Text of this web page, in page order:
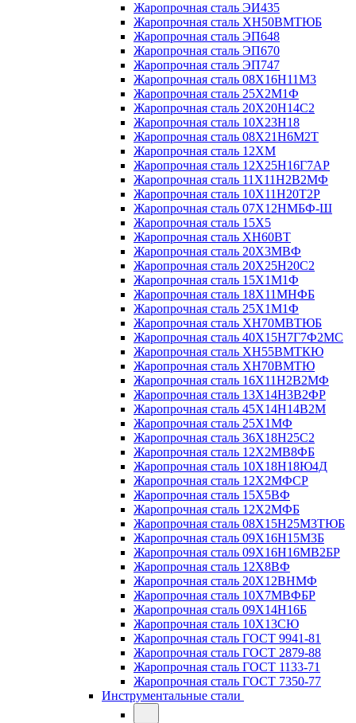
Жаропрочная сталь ЭИ435
Жаропрочная сталь ХН50ВМТЮБ
Жаропрочная сталь ЭП648
Жаропрочная сталь ЭП670
Жаропрочная сталь ЭП747
Жаропрочная сталь 08Х16Н11М3
Жаропрочная сталь 25Х2М1Ф
Жаропрочная сталь 20Х20Н14С2
Жаропрочная сталь 10Х23Н18
Жаропрочная сталь 08Х21Н6М2Т
Жаропрочная сталь 12ХМ
Жаропрочная сталь 12Х25Н16Г7АР
Жаропрочная сталь 11Х11Н2В2МФ
Жаропрочная сталь 10Х11Н20Т2Р
Жаропрочная сталь 07Х12НМБФ-Ш
Жаропрочная сталь 15Х5
Жаропрочная сталь ХН60ВТ
Жаропрочная сталь 20Х3МВФ
Жаропрочная сталь 20Х25Н20С2
Жаропрочная сталь 15Х1М1Ф
Жаропрочная сталь 18Х11МНФБ
Жаропрочная сталь 25Х1М1Ф
Жаропрочная сталь ХН70МВТЮБ
Жаропрочная сталь 40Х15Н7Г7Ф2МС
Жаропрочная сталь ХН55ВМТКЮ
Жаропрочная сталь ХН70ВМТЮ
Жаропрочная сталь 16Х11Н2В2МФ
Жаропрочная сталь 13Х14Н3В2ФР
Жаропрочная сталь 45Х14Н14В2М
Жаропрочная сталь 25Х1МФ
Жаропрочная сталь 36Х18Н25С2
Жаропрочная сталь 12Х2МВ8ФБ
Жаропрочная сталь 10Х18Н18Ю4Д
Жаропрочная сталь 12Х2МФСР
Жаропрочная сталь 15Х5ВФ
Жаропрочная сталь 12Х2МФБ
Жаропрочная сталь 08Х15Н25М3ТЮБ
Жаропрочная сталь 09Х16Н15М3Б
Жаропрочная сталь 09Х16Н16МВ2БР
Жаропрочная сталь 12Х8ВФ
Жаропрочная сталь 20Х12ВНМФ
Жаропрочная сталь 10Х7МВФБР
Жаропрочная сталь 09Х14Н16Б
Жаропрочная сталь 10Х13СЮ
Жаропрочная сталь ГОСТ 9941-81
Жаропрочная сталь ГОСТ 2879-88
Жаропрочная сталь ГОСТ 1133-71
Жаропрочная сталь ГОСТ 7350-77
Инструментальные стали